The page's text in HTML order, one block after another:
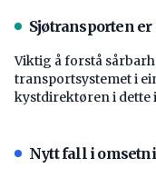
Sjøtransporten
Viktig å forstå
transport­systemet i
kystdirektøren i dette
Nytt fall i